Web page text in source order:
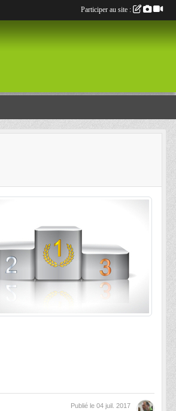
Publié le 04 juil. 2017
Participer au site :